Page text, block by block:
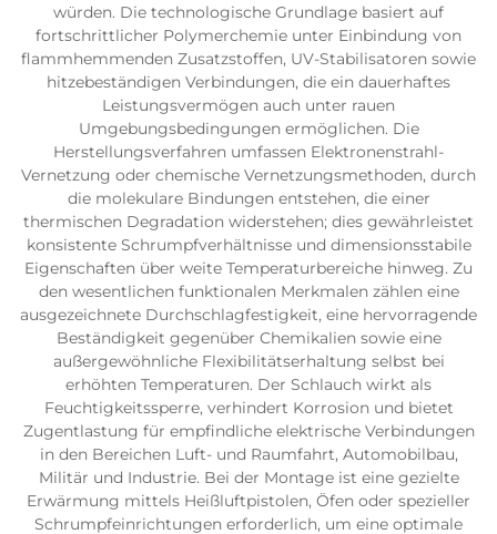
würden. Die technologische Grundlage basiert auf
fortschrittlicher Polymerchemie unter Einbindung von
flammhemmenden Zusatzstoffen, UV-Stabilisatoren sowie
hitzebeständigen Verbindungen, die ein dauerhaftes
Leistungsvermögen auch unter rauen
Umgebungsbedingungen ermöglichen. Die
Herstellungsverfahren umfassen Elektronenstrahl-
Vernetzung oder chemische Vernetzungsmethoden, durch
die molekulare Bindungen entstehen, die einer
thermischen Degradation widerstehen; dies gewährleistet
konsistente Schrumpfverhältnisse und dimensionsstabile
Eigenschaften über weite Temperaturbereiche hinweg. Zu
den wesentlichen funktionalen Merkmalen zählen eine
ausgezeichnete Durchschlagfestigkeit, eine hervorragende
Beständigkeit gegenüber Chemikalien sowie eine
außergewöhnliche Flexibilitätserhaltung selbst bei
erhöhten Temperaturen. Der Schlauch wirkt als
Feuchtigkeitssperre, verhindert Korrosion und bietet
Zugentlastung für empfindliche elektrische Verbindungen
in den Bereichen Luft- und Raumfahrt, Automobilbau,
Militär und Industrie. Bei der Montage ist eine gezielte
Erwärmung mittels Heißluftpistolen, Öfen oder spezieller
Schrumpfeinrichtungen erforderlich, um eine optimale